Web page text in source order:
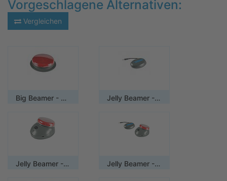
Vorgeschlagene Alternativen:
Vergleichen
Big Beamer - Sender Jelly Beamer - Empfänger
Jelly Beamer - Sender Jelly Beamer - Sender und Empfänger (Set)